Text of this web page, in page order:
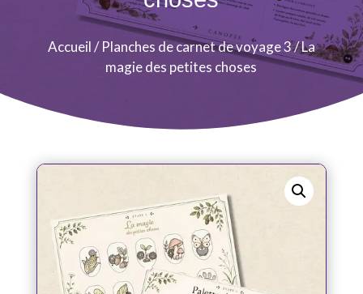
Accueil/Planches de carnet de voyage 3/ La
magie des petites choses